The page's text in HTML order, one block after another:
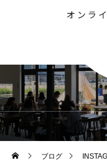
オンラ
ブログ